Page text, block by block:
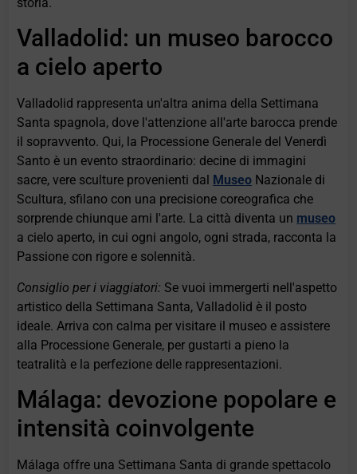
Valladolid: un museo barocco
a cielo aperto
Valladolid rappresenta un'altra anima della Settimana
Santa spagnola, dove l'attenzione all'arte barocca prende
il sopravvento. Qui, la Processione Generale del Venerdì
Santo è un evento straordinario: decine di immagini
sacre, vere sculture provenienti dal
Museo Nazionale di
Scultura, sfilano con una precisione coreografica che
sorprende chiunque ami l'arte. La città diventa un museo
a cielo aperto, in cui ogni angolo, ogni strada, racconta la
Passione con rigore e solennità.
Consiglio per i viaggiatori: Se vuoi immergerti nell'aspetto
artistico della Settimana Santa, Valladolid è il posto
ideale. Arriva con calma per visitare il museo e assistere
alla Processione Generale, per gustarti a pieno la
teatralità e la perfezione delle rappresentazioni.
Málaga: devozione popolare e
intensità coinvolgente
Málaga offre una Settimana Santa di grande spettacolo